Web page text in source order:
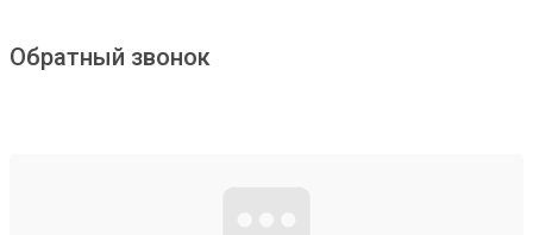
Обратный звонок